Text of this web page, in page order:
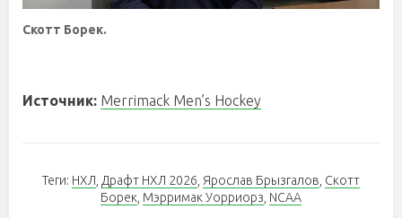
Скотт Борек.
Источник: Merrimack Men’s Hockey
Теги: НХЛ Драфт НХЛ 2026 Ярослав Брызгалов Скотт
Борек Мэрримак Уорриорз NCAA